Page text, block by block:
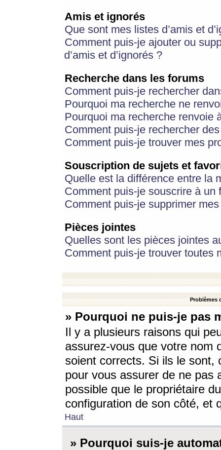
Amis et ignorés
Que sont mes listes d’amis et
Comment puis-je ajouter ou
d’amis et d’ignorés ?
Recherche dans les forums
Comment puis-je rechercher
Pourquoi ma recherche ne
Pourquoi ma recherche renvoie
Comment puis-je rechercher
Comment puis-je trouver mes
Souscription de sujets et
Quelle est la différence entre la
Comment puis-je souscrire à
Comment puis-je supprimer
Pièces jointes
Quelles sont les pièces jointes
Comment puis-je trouver toutes
Problèmes
» Pourquoi ne puis-je pas
Il y a plusieurs raisons qui
assurez-vous que votre nom
soient corrects. Si ils le sont,
pour vous assurer de ne pas
possible que le propriétaire
configuration de son côté, et
Haut
» Pourquoi suis-je